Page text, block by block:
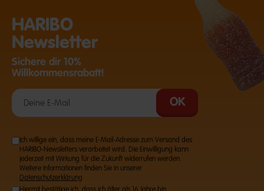
HARIBO
Newsletter
Sichere dir 10%
Willkommensrabatt!
Ich willige ein, dass meine E-Mail-Adresse zum Versand des
HARIBO-Newsletters verarbeitet wird. Die Einwilligung kann
jederzeit mit Wirkung für die Zukunft widerrufen werden.
Weitere Informationen finden Sie in unserer
Datenschutzerklärung